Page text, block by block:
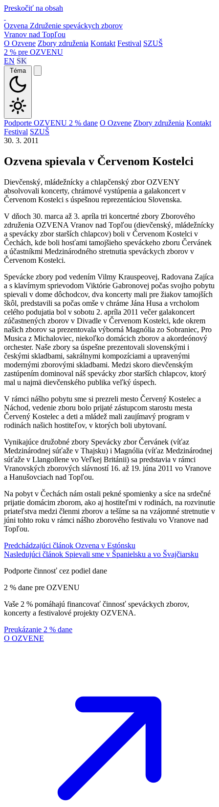
Preskočiť na obsah
Ozvena Združenie speváckych zborov
Vranov nad Topľou
O Ozvene Zbory združenia Kontakt Festival SZUŠ
2 % pre OZVENU
EN SK
Téma
Podporte OZVENU 2 % dane O Ozvene Zbory združenia Kontakt
Festival SZUŠ
30. 3. 2011
Ozvena spievala v Červenom Kostelci
Dievčenský, mládežnícky a chlapčenský zbor OZVENY
absolvovali koncerty, chrámové vystúpenia a galakoncert v
Červenom Kostelci s úspešnou reprezentáciou Slovenska.
V dňoch 30. marca až 3. apríla tri koncertné zbory Zborového
združenia OZVENA Vranov nad Topľou (dievčenský, mládežnícky
a spevácky zbor starších chlapcov) boli v Červenom Kostelci v
Čechách, kde boli hosťami tamojšieho speváckeho zboru Červánek
a účastníkmi Medzinárodného stretnutia speváckych zborov v
Červenom Kostelci.
Spevácke zbory pod vedením Vilmy Krauspeovej, Radovana Zajíca
a s klavírnym sprievodom Viktórie Gabronovej počas svojho pobytu
spievali v dome dôchodcov, dva koncerty mali pre žiakov tamojších
škôl, predstavili sa počas omše v chráme Jána Husa a vrcholom
celého podujatia bol v sobotu 2. apríla 2011 večer galakoncert
zúčastnených zborov v Divadle v Červenom Kostelci, kde okrem
našich zborov sa prezentovala výborná Magnólia zo Sobraniec, Pro
Musica z Michaloviec, niekoľko domácich zborov a akordeónový
orchester. Naše zbory sa úspešne prezentovali slovenskými i
českými skladbami, sakrálnymi kompozíciami a upravenými
modernými zborovými skladbami. Medzi skoro dievčenským
zastúpením dominoval náš spevácky zbor starších chlapcov, ktorý
mal u najmä dievčenského publika veľký úspech.
V rámci nášho pobytu sme si prezreli mesto Červený Kostelec a
Náchod, vedenie zboru bolo prijaté zástupcom starostu mesta
Červený Kostelec a deti a mládež mali zaujímavý program v
rodinách našich hostiteľov, v ktorých boli ubytovaní.
Vynikajúce družobné zbory Spevácky zbor Červánek (víťaz
Medzinárodnej súťaže v Thajsku) i Magnólia (víťaz Medzinárodnej
súťaže v Llangollene vo Veľkej Británii) sa predstavia v rámci
Vranovských zborových slávností 16. až 19. júna 2011 vo Vranove
a Hanušovciach nad Topľou.
Na pobyt v Čechách nám ostali pekné spomienky a síce na srdečné
prijatie domácim zborom, ako aj hostiteľmi v rodinách, na rozvinutie
priateľstva medzi členmi zborov a tešíme sa na vzájomné stretnutie v
júni tohto roku v rámci nášho zborového festivalu vo Vranove nad
Topľou.
Predchádzajúci článok Ozvena v Estónsku
Nasledujúci článok Spievali sme v Španielsku a vo Švajčiarsku
Podporte činnosť cez podiel dane
2 % dane pre OZVENU
Vaše 2 % pomáhajú financovať činnosť speváckych zborov,
koncerty a festivalové projekty OZVENA.
Preukázanie 2 % dane
O OZVENE